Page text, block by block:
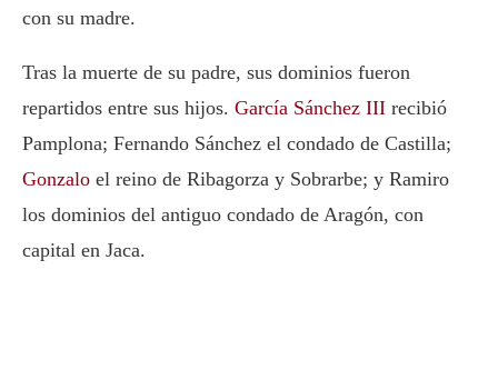
con su madre.
Tras la muerte de su padre, sus dominios fueron
repartidos entre sus hijos. García Sánchez III recibió
Pamplona; Fernando Sánchez el condado de Castilla;
Gonzalo el reino de Ribagorza y Sobrarbe; y Ramiro
los dominios del antiguo condado de Aragón, con
capital en Jaca.